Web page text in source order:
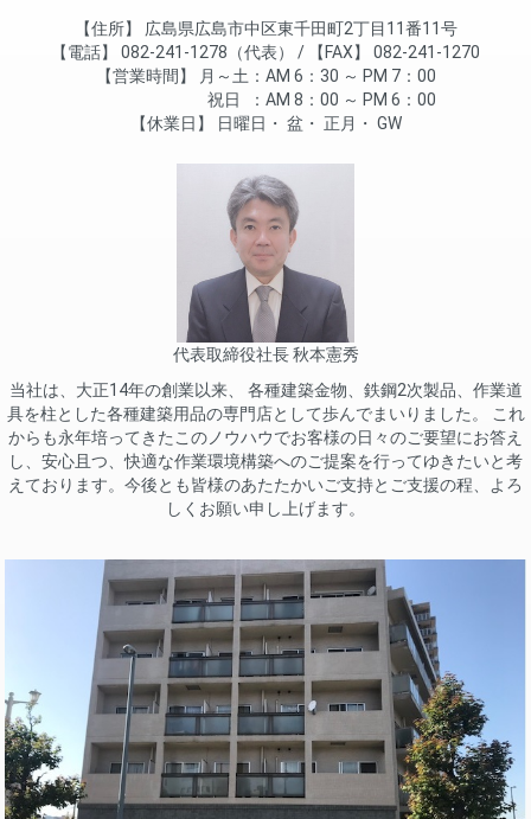
住所
広島県広島市中区東千田町2丁目11番11号
電話
082-241-1278（代表） FAX
082-241-1270
営業時間
月～土
AM 6：30 ～ PM 7：00
祝日
AM 8：00 ～ PM 6：00
休業日
日曜日 盆 正月 GW
代表取締役社長 秋本憲秀
当社は、大正14年の創業以来、 各種建築金物、鉄鋼2次製品、作業道
具を柱とした各種建築用品の専門店として歩んでまいりました。 これ
からも永年培ってきたこのノウハウでお客様の日々のご要望にお答え
し、安心且つ、快適な作業環境構築へのご提案を行ってゆきたいと考
えております。今後とも皆様のあたたかいご支持とご支援の程、よろ
しくお願い申し上げます。